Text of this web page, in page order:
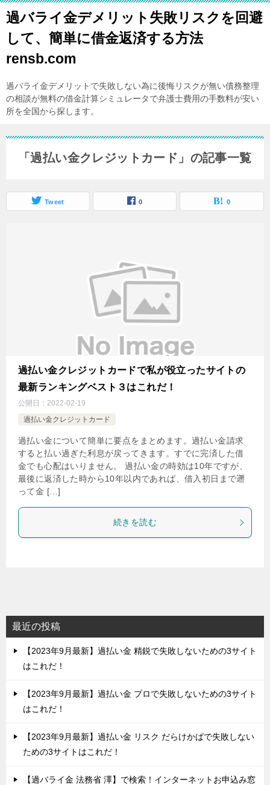
過バライ金デメリット失敗リスクを回避
して、簡単に借金返済する方法
rensb.com
過バライ金デメリットで失敗しない為に後悔リスクが無い債務整理
の相談が無料の借金計算シミュレータで弁護士費用の手数料が安い
所を全国から探します。
「過払い金クレジットカード」の記事一覧
Tweet 0 0
過払い金クレジットカードで私が役立ったサイトの
最新ランキングベスト３はこれだ！
公開日： 2022-02-19
過払い金クレジットカード
過払い金について簡単に要点をまとめます。過払い金請求
すると払い過ぎた利息が戻ってきます。すでに完済した借
金でも心配はいりません。 過払い金の時効は10年ですが、
最後に返済した時から10年以内であれば、借入初日まで遡
って金 […]
続きを読む
最近の投稿
【2023年9月最新】過払い金 精鋭で失敗しないための3サイト
はこれだ！
【2023年9月最新】過払い金 プロで失敗しないための3サイト
はこれだ！
【2023年9月最新】過払い金 リスク だらけかばで失敗しない
ための3サイトはこれだ！
【過バライ金 法務省 澤】で検索！インターネットお申込み窓